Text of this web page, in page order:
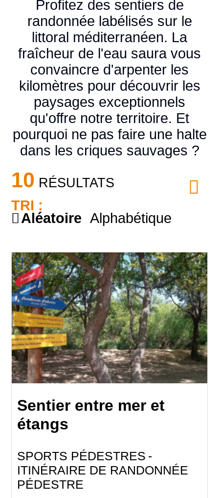
Profitez des sentiers de
randonnée labélisés sur le
littoral méditerranéen. La
fraîcheur de l'eau saura vous
convaincre d'arpenter les
kilomètres pour découvrir les
paysages exceptionnels
qu'offre notre territoire. Et
pourquoi ne pas faire une halte
dans les criques sauvages ?
10 RÉSULTATS
TRI :
Aléatoire Alphabétique
Sentier entre mer et
étangs
SPORTS PÉDESTRES
ITINÉRAIRE DE RANDONNÉE
PÉDESTRE